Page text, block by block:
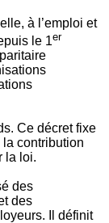
à l’emploi et
le 1er
Ce décret fixe
la contribution
la loi.
des
des
Il définit